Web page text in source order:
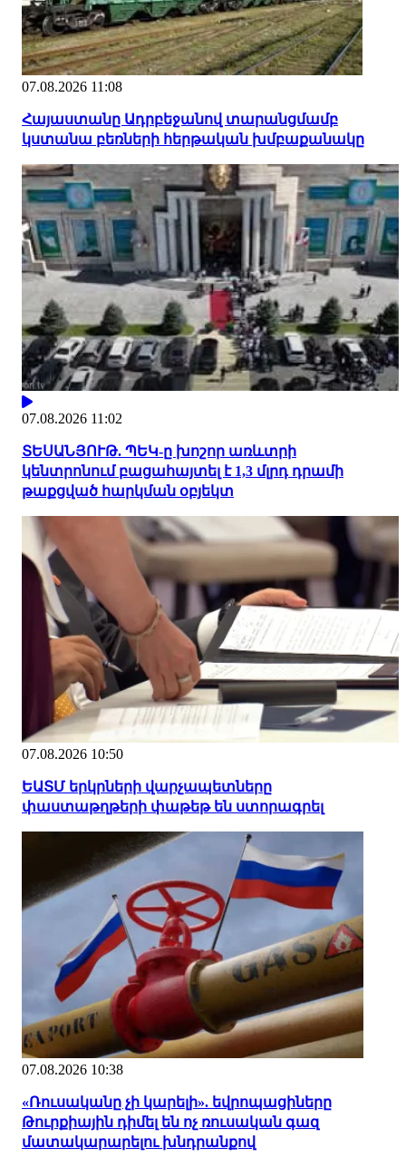
07.08.2026 11:08
Հայաստանը Ադրբեջանով տարանցմամբ
կստանա բեռների հերթական խմբաքանակը
07.08.2026 11:02
ՏԵՍԱՆՅՈՒԹ. ՊԵԿ-ը խոշոր առևտրի
կենտրոնում բացահայտել է 1,3 մլրդ դրամի
թաքցված հարկման օբյեկտ
07.08.2026 10:50
ԵԱՏՄ երկրների վարչապետները
փաստաթղթերի փաթեթ են ստորագրել
07.08.2026 10:38
«Ռուսականը չի կարելի». եվրոպացիները
Թուրքիային դիմել են ոչ ռուսական գազ
մատակարարելու խնդրանքով